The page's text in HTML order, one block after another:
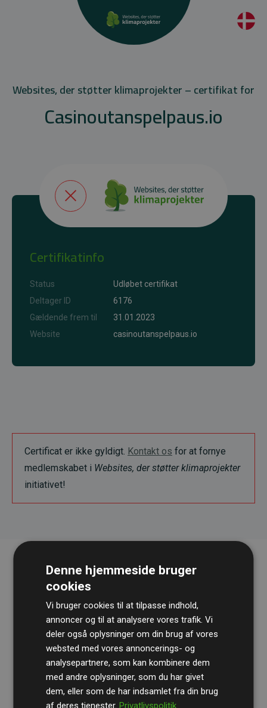
Websites, der støtter klimaprojekter – certifikat for
Casinoutanspelpaus.io
Certifikatinfo
Status
Udløbet certifikat
Deltager ID
6176
Gældende frem til
31.01.2023
Website
casinoutanspelpaus.io
Certificat er ikke gyldigt. Kontakt os for at fornye
medlemskabet i Websites, der støtter klimaprojekter
initiativet!
RevisionshusetBDOgennemgår løbende vores
beregninger og metode for at sikre gennemsigtighed
og pålidelighed.
Deres revision dokumenterer, at vores investeringer i
Denne hjemmeside bruger
cookies
Vi bruger cookies til at tilpasse indhold,
annoncer og til at analysere vores trafik. Vi
deler også oplysninger om din brug af vores
websted med vores annoncerings- og
analysepartnere, som kan kombinere dem
med andre oplysninger, som du har givet
dem, eller som de har indsamlet fra din brug
af deres tjenester.Privatlivspolitik